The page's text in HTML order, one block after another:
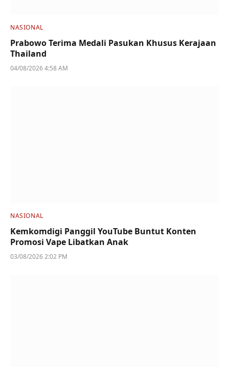
NASIONAL
Prabowo Terima Medali Pasukan Khusus Kerajaan
Thailand
04/08/2026 4:58 AM
NASIONAL
Kemkomdigi Panggil YouTube Buntut Konten
Promosi Vape Libatkan Anak
03/08/2026 2:02 PM